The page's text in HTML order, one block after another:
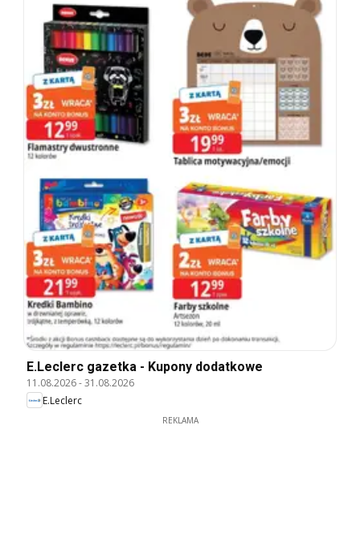
E.Leclerc gazetka - Kupony dodatkowe
11.08.2026-31.08.2026
E.Leclerc
REKLAMA